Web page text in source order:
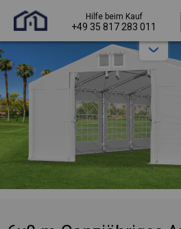
Hilfe beim Kauf
+49 35 817 283 011